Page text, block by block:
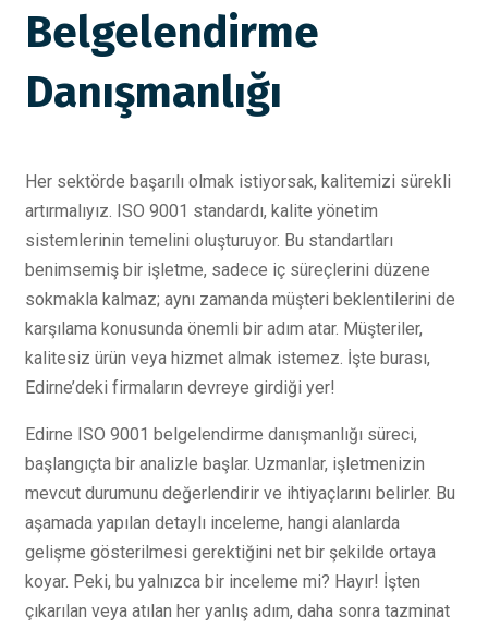
Belgelendirme
Danışmanlığı
Her sektörde başarılı olmak istiyorsak, kalitemizi sürekli
artırmalıyız. ISO 9001 standardı, kalite yönetim
sistemlerinin temelini oluşturuyor. Bu standartları
benimsemiş bir işletme, sadece iç süreçlerini düzene
sokmakla kalmaz; aynı zamanda müşteri beklentilerini de
karşılama konusunda önemli bir adım atar. Müşteriler,
kalitesiz ürün veya hizmet almak istemez. İşte burası,
Edirne’deki firmaların devreye girdiği yer!
Edirne ISO 9001 belgelendirme danışmanlığı süreci,
başlangıçta bir analizle başlar. Uzmanlar, işletmenizin
mevcut durumunu değerlendirir ve ihtiyaçlarını belirler. Bu
aşamada yapılan detaylı inceleme, hangi alanlarda
gelişme gösterilmesi gerektiğini net bir şekilde ortaya
koyar. Peki, bu yalnızca bir inceleme mi? Hayır! İşten
çıkarılan veya atılan her yanlış adım, daha sonra tazminat